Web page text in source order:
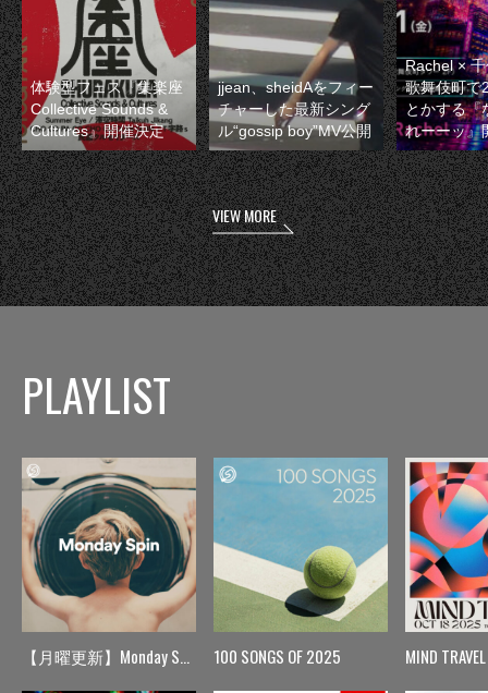
体験型フェス『集楽座
Collective Sounds &
Cultures』開催決定
jjean、sheidAをフィー
チャーした最新シング
ル“gossip boy”MV公開
Rachel ×
歌舞伎町で
とかする『
れーーッ』
VIEW MORE
PLAYLIST
【月曜更新】Monday Spin 100 SONGS OF 2025 MIND TRAVEL